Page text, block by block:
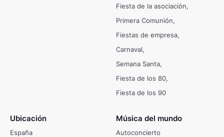
Fiesta de la asociación
Primera Comunión
Fiestas de empresa
Carnaval
Semana Santa
Fiesta de los 80
Fiesta de los 90
Ubicación
España
Música del mundo
Autoconcierto